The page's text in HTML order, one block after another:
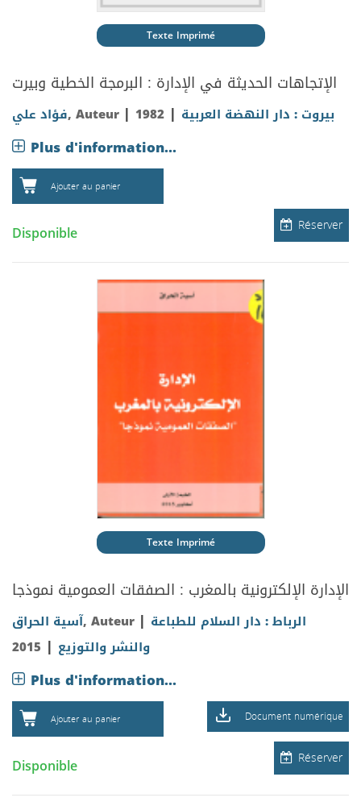
Texte Imprimé
الإتجاهات الحديثة في الإدارة : البرمجة الخطية وبيرت
فؤاد علي, Auteur | بيروت : دار النهضة العربية |
1982
Plus d'information...
Ajouter au panier
Réserver
Disponible
Texte Imprimé
الإدارة الإلكترونية بالمغرب : الصفقات العمومية نموذجا
آسية الحراق, Auteur | الرباط : دار السلام للطباعة
والنشر والتوزيع |
2015
Plus d'information...
Ajouter au panier Document numérique
Réserver
Disponible